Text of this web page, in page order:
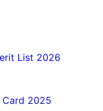
List 2026
2025